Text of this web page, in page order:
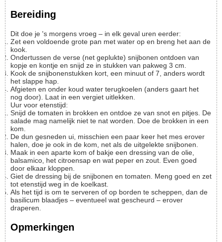
Bereiding
Dit doe je 's morgens vroeg – in elk geval uren eerder:
Zet een voldoende grote pan met water op en breng het aan de
kook.
Ondertussen de verse (net geplukte) snijbonen ontdoen van
kopje en kontje en snijd ze in stukken van pakweg 3 cm.
Kook de snijbonenstukken kort, een minuut of 7, anders wordt
het slappe hap.
Afgieten en onder koud water terugkoelen (anders gaart het
nog door). Laat in een vergiet uitlekken.
Uur voor etenstijd:
Snijd de tomaten in brokken en ontdoe ze van snot en pitjes. De
salade mag namelijk niet te nat worden. Doe de brokken in een
kom.
De dun gesneden ui, misschien een paar keer het mes erover
halen, doe je ook in de kom, net als de uitgelekte snijbonen.
Maak in een aparte kom of bakje een dressing van de olie,
balsamico, het citroensap en wat peper en zout. Even goed
door elkaar kloppen.
Giet de dressing bij de snijbonen en tomaten. Meng goed en zet
tot etenstijd weg in de koelkast.
Als het tijd is om te serveren of op borden te scheppen, dan de
basilicum blaadjes – eventueel wat gescheurd – erover
draperen.
Opmerkingen